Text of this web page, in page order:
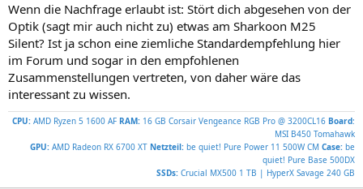
Wenn die Nachfrage erlaubt ist: Stört dich abgesehen von der
Optik (sagt mir auch nicht zu) etwas am Sharkoon M25
Silent? Ist ja schon eine ziemliche Standardempfehlung hier
im Forum und sogar in den empfohlenen
Zusammenstellungen vertreten, von daher wäre das
interessant zu wissen.
CPU: AMD Ryzen 5 1600 AF RAM: 16 GB Corsair Vengeance RGB Pro @ 3200CL16 Board:
MSI B450 Tomahawk
GPU: AMD Radeon RX 6700 XT Netzteil: be quiet! Pure Power 11 500W CM Case: be
quiet! Pure Base 500DX
SSDs: Crucial MX500 1 TB | HyperX Savage 240 GB